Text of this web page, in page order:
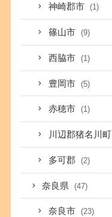
神崎郡市 (1)
篠山市 (9)
西脇市 (1)
豊岡市 (5)
赤穂市 (1)
川辺郡猪名川町
多可郡 (2)
奈良県 (47)
奈良市 (23)